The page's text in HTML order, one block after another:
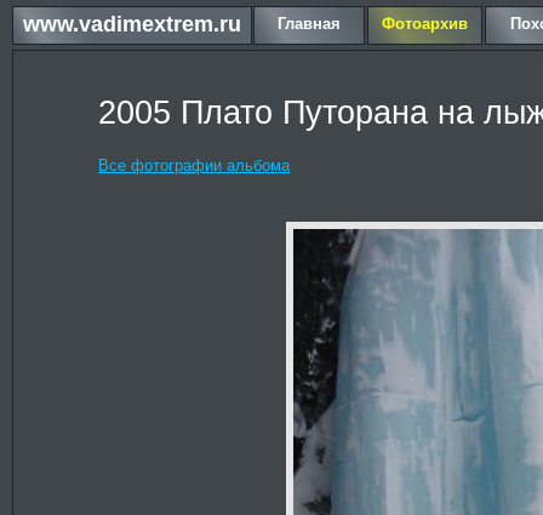
www.vadimextrem.ru Главная Фотоархив
2005 Плато Путорана на
Все фотографии альбома